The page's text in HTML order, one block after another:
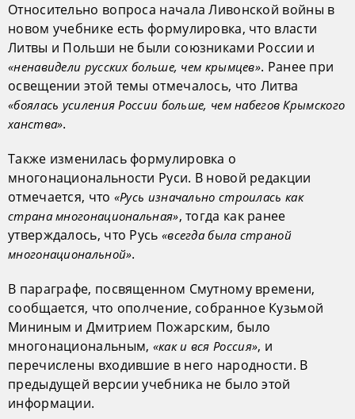
Относительно вопроса начала Ливонской войны в
новом учебнике есть формулировка, что власти
Литвы и Польши не были союзниками России и
«ненавидели русских больше, чем крымцев». Ранее при
освещении этой темы отмечалось, что Литва
«боялась усиления России больше, чем набегов Крымского
ханства».
Также изменилась формулировка о
многонациональности Руси. В новой редакции
отмечается, что «Русь изначально строилась как
страна многонациональная», тогда как ранее
утверждалось, что Русь «всегда была страной
многонациональной».
В параграфе, посвященном Смутному времени,
сообщается, что ополчение, собранное Кузьмой
Мининым и Дмитрием Пожарским, было
многонациональным, «как и вся Россия», и
перечислены входившие в него народности. В
предыдущей версии учебника не было этой
информации.